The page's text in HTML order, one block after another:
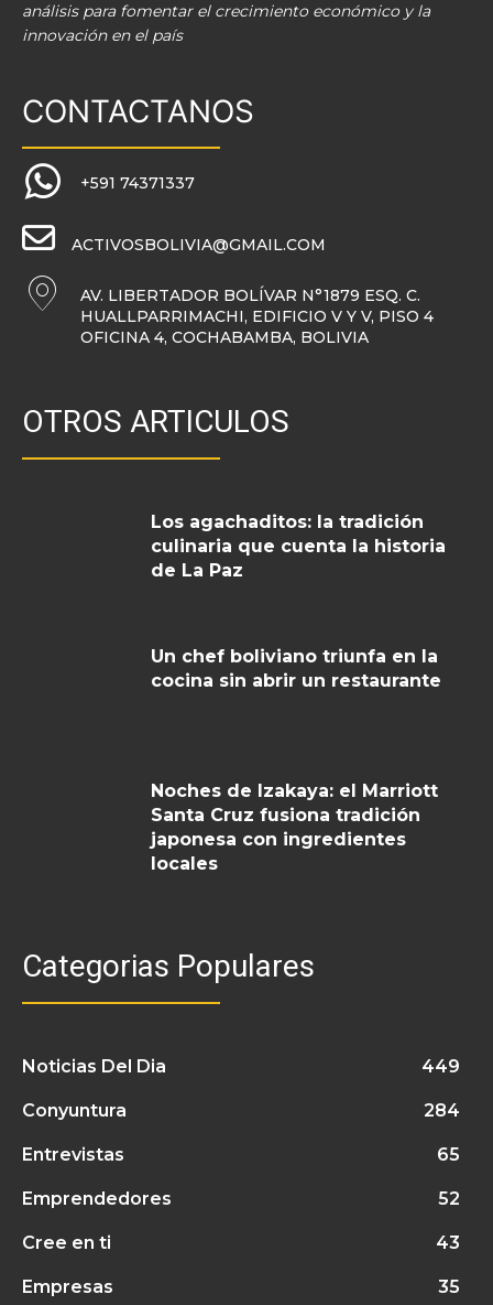
análisis para fomentar el crecimiento económico y la
innovación en el país
CONTACTANOS
+591 74371337
ACTIVOSBOLIVIA@GMAIL.COM
AV. LIBERTADOR BOLÍVAR N°1879 ESQ. C.
HUALLPARRIMACHI, EDIFICIO V Y V, PISO 4
OFICINA 4, COCHABAMBA, BOLIVIA
OTROS ARTICULOS
Los agachaditos: la tradición
culinaria que cuenta la historia
de La Paz
Un chef boliviano triunfa en la
cocina sin abrir un restaurante
Noches de Izakaya: el Marriott
Santa Cruz fusiona tradición
japonesa con ingredientes
locales
Categorias Populares
Noticias Del Dia 449
Conyuntura 284
Entrevistas 65
Emprendedores 52
Cree en ti 43
Empresas 35